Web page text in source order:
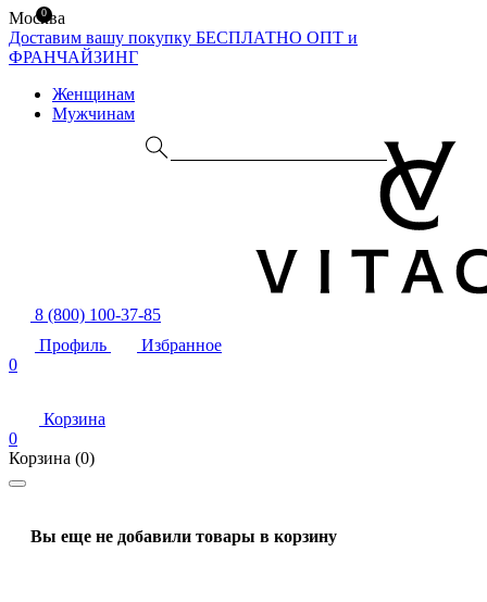
Москва
Доставим вашу покупку БЕСПЛАТНО ОПТ и
ФРАНЧАЙЗИНГ
Женщинам
Мужчинам
8 (800) 100-37-85
Профиль
Избранное
0
Корзина
0
Корзина (0)
Вы еще не добавили товары в корзину
0